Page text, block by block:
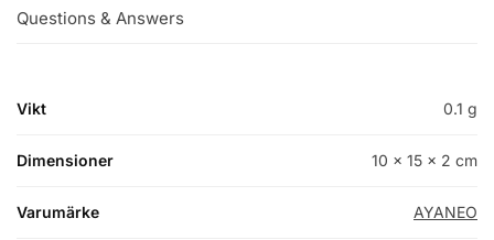
Questions & Answers
Vikt 0.1 g
Dimensioner 10 × 15 × 2 cm
Varumärke AYANEO